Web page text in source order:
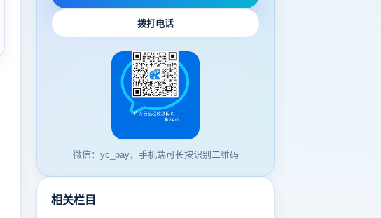
拨打电话
微信：yc_pay，手机端可长按识别二维码
相关栏目